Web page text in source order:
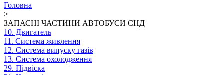
Головна
>
ЗАПАСНІ ЧАСТИНИ АВТОБУСИ СНД
10. Двигатель
11. Система живлення
12. Система випуску газів
13. Система охолодження
29. Підвіска